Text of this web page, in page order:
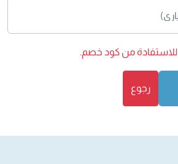
للاستفادة من كود خصم.
رجوع